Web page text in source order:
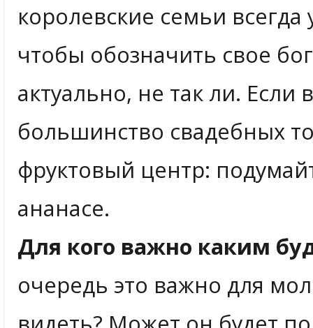
королевские семьи
чтобы обозначить свое
актуально, не так ли. Если
большинство свадебных
фруктовый центр:
ананасе.
Для кого важно каким
очередь это важно для